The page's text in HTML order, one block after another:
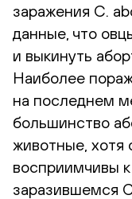
заражения C.
данные, что
и выкинуть
Наиболее
на последнем
большинство
животные, хотя
восприимчивы
заразившемся